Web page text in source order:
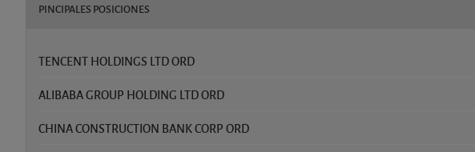
PINCIPALES POSICIONES
TENCENT HOLDINGS LTD ORD
ALIBABA GROUP HOLDING LTD ORD
CHINA CONSTRUCTION BANK CORP ORD